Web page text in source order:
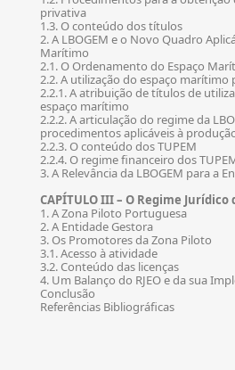
privativa
1.3. O conteúdo dos títulos
2. A LBOGEM e o Novo Quadro
Marítimo
2.1. O Ordenamento do Espaço
2.2. A utilização do espaço marítimo
2.2.1. A atribuição de títulos de
espaço marítimo
2.2.2. A articulação do regime da
procedimentos aplicáveis à
2.2.3. O conteúdo dos TUPEM
2.2.4. O regime financeiro dos
3. A Relevância da LBOGEM para a
CAPÍTULO III – O Regime
1. A Zona Piloto Portuguesa
2. A Entidade Gestora
3. Os Promotores da Zona Piloto
3.1. Acesso à atividade
3.2. Conteúdo das licenças
4. Um Balanço do RJEO e da sua
Conclusão
Referências Bibliográficas